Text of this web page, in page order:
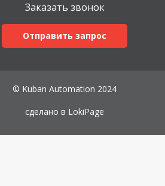
Заказать звонок
Отправить запрос
© Kuban Automation 2024
сделано в LokiPage